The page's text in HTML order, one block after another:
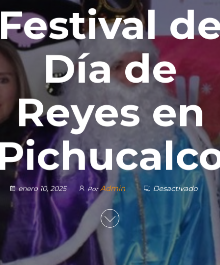
Día de
Reyes en
enero 10, 2025 Por Admin Desactivado